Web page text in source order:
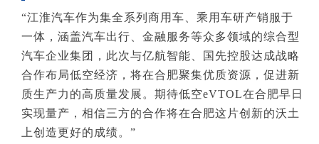
“江淮汽车作为集全系列商用车、乘用车研产销服于
一体，涵盖汽车出行、金融服务等众多领域的综合型
汽车企业集团，此次与亿航智能、国先控股达成战略
合作布局低空经济，将在合肥聚集优质资源，促进新
质生产力的高质量发展。期待低空eVTOL在合肥早日
实现量产，相信三方的合作将在合肥这片创新的沃土
上创造更好的成绩。”